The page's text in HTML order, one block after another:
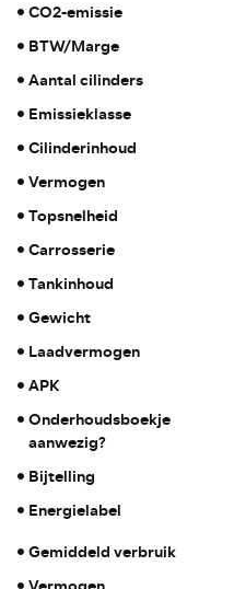
CO2-emissie
BTW/Marge
Aantal cilinders
Emissieklasse
Cilinderinhoud
Vermogen
Topsnelheid
Carrosserie
Tankinhoud
Gewicht
Laadvermogen
APK
Onderhoudsboekje
aanwezig?
Bijtelling
Energielabel
Gemiddeld verbruik